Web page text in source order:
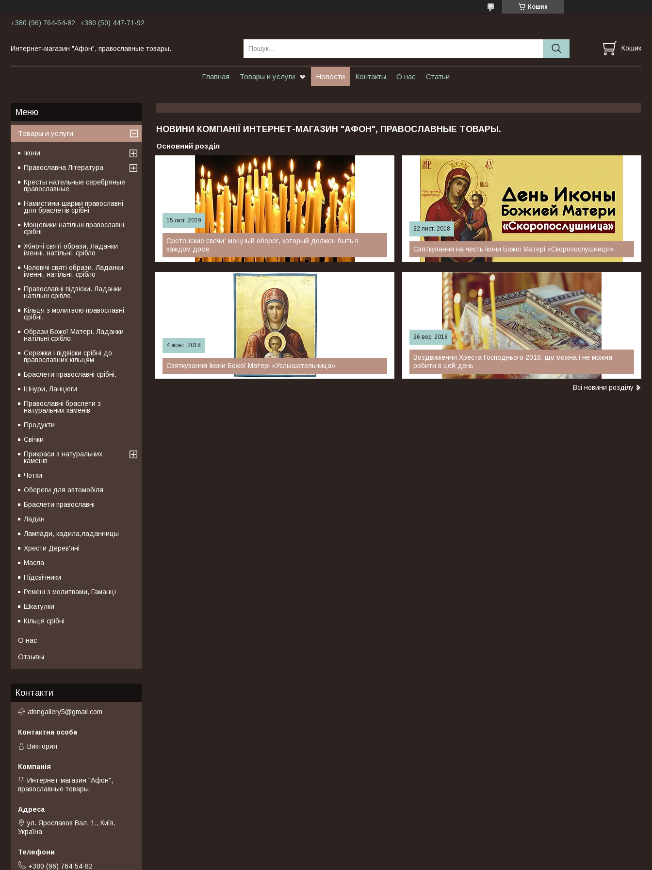
Кошик
+380 (96) 764-54-82 +380 (50) 447-71-92
Интернет-магазин "Афон", православные товары. Кошик
Главная Товары и услуги Новости Контакты О нас Статьи
НОВИНИ КОМПАНІЇ ИНТЕРНЕТ-МАГАЗИН "АФОН", ПРАВОСЛАВНЫЕ ТОВАРЫ.
Основний розділ
15 лют. 2019
Сретенские свечи: мощный оберег, который должен быть в
каждом доме
праздников – Сретение Господне. Свечи, освященные в этот день в
храмах, наделены особым значением и силой оказывать помощь людям
в сложные моменты их жизни.
22 лист. 2018
Святкування на честь ікони Божої Матері «Скоропослушниця»
«Скоропослушниця». Через цю святу ікону «Скоропослушниці» Пресвята
Богородиця здійснювала багато зцілення.
4 жовт. 2018
Святкування Ікони Божої Матері «Услышательница»
26 вер. 2018
Воздвиження Хреста Господнього 2018: що можна і не можна
робити в цей день
Всі новини розділу
Товары и услуги
Ікони
Православна Література
Кресты нательные серебряные
православные
Намистини-шарми православні
для браслетів срібні
Мощевики натільні православні
срібні
Жіночі святі образи. Ладанки
іменні, натільні, срібло
Чоловічі святі образи. Ладанки
іменні, натільні, срібло
Православні підвіски. Ладанки
натільні срібло.
Кільця з молитвою православні
срібні.
Образи Божої Матері. Ладанки
натільні срібло.
Сережки і підвіски срібні до
православних кільцям
Браслети православні срібні.
Шнури, Ланцюги
Православні браслети з
натуральних каменів
Продукти
Свічки
Прикраси з натуральних
каменів
Чотки
Обереги для автомобіля
Браслети православні
Ладан
Лампади, кадила,ладанницы
Хрести Дерев'яні
Масла
Підсвічники
Ремені з молитвами, Гаманці
Шкатулки
Кільця срібні
О нас
Отзывы
Контакти
afongallery5@gmail.com
Виктория
Интернет-магазин "Афон",
православные товары.
ул. Ярославов Вал, 1., Київ,
Україна
+380 (96) 764-54-82